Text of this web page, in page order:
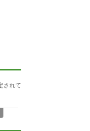
されて